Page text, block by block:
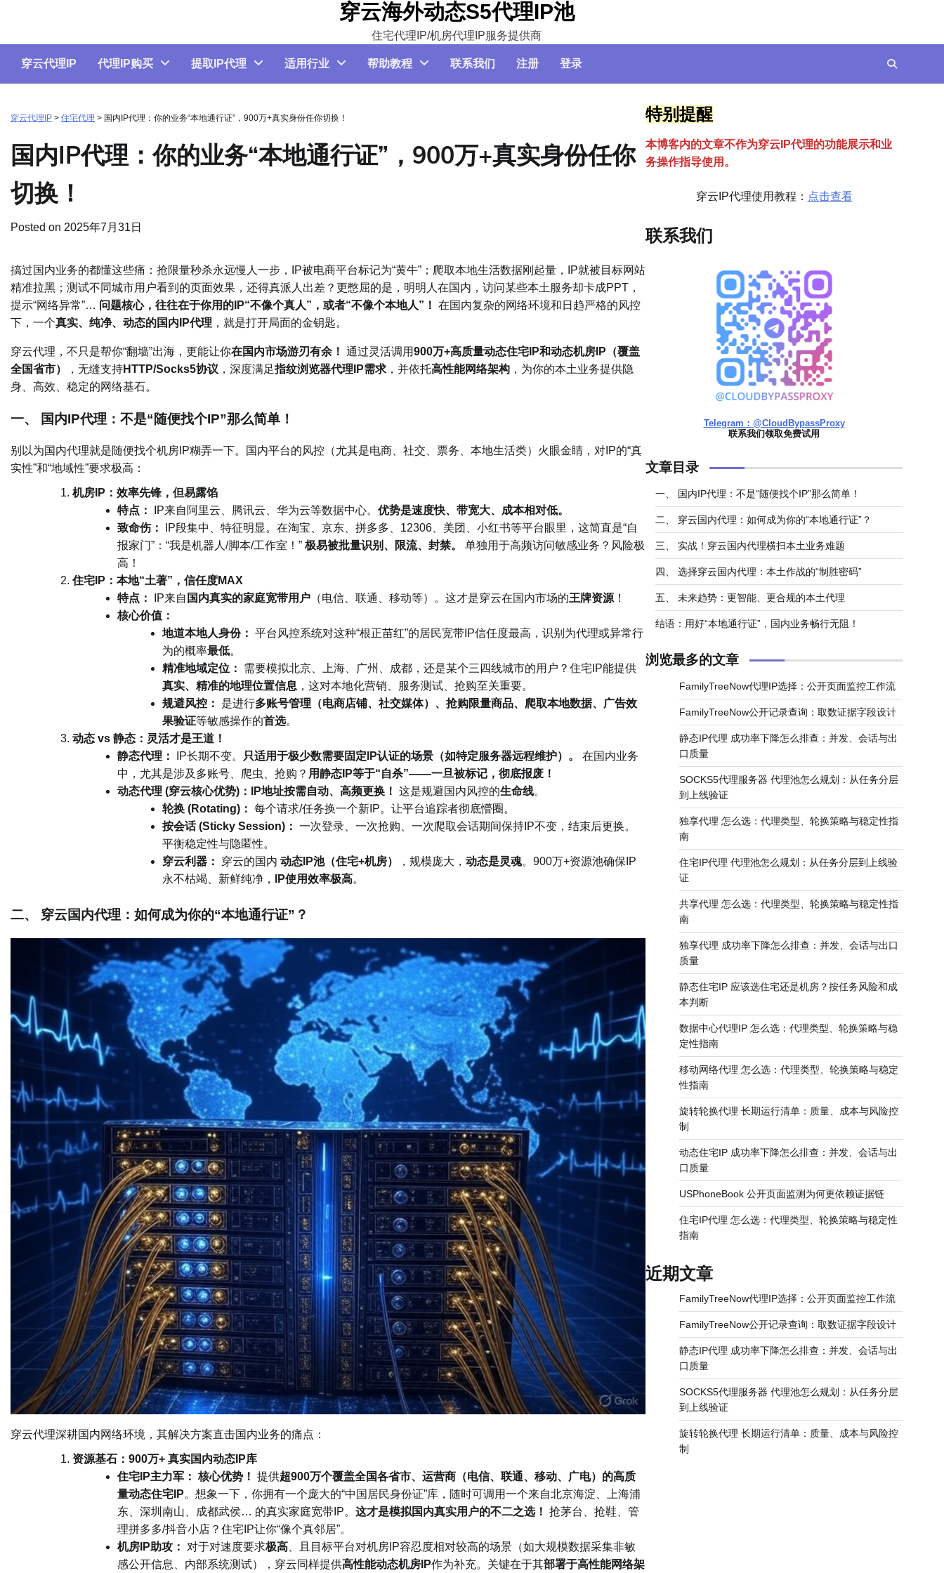
content
穿云海外动态S5代理IP池
住宅代理IP/机房代理IP服务提供商
穿云代理IP 代理IP购买 提取IP代理 适用行业 帮助教程 联系我们 注册 登录
穿云代理IP > 住宅代理 > 国内IP代理：你的业务“本地通行证”，900万+真实身份任你切换！
国内IP代理：你的业务“本地通行证”，900万+真实身份任你
切换！
Posted on 2025年7月31日
搞过国内业务的都懂这些痛：抢限量秒杀永远慢人一步，IP被电商平台标记为“黄牛”；爬取本地生活数据刚起量，IP就被目标网站
精准拉黑；测试不同城市用户看到的页面效果，还得真派人出差？更憋屈的是，明明人在国内，访问某些本土服务却卡成PPT，
提示“网络异常”… 问题核心，往往在于你用的IP“不像个真人”，或者“不像个本地人”！ 在国内复杂的网络环境和日趋严格的风控
下，一个真实、纯净、动态的国内IP代理 ，就是打开局面的金钥匙。
穿云代理，不只是帮你“翻墙”出海，更能让你在国内市场游刃有余！ 通过灵活调用900万+高质量动态住宅IP和动态机房IP（覆盖
全国省市）
，无缝支持HTTP/Socks5协议 ，深度满足指纹浏览器代理IP需求 ，并依托高性能网络架构 ，为你的本土业务提供隐
身、高效、稳定的网络基石。
一、 国内IP代理：不是“随便找个IP”那么简单！
别以为国内代理就是随便找个机房IP糊弄一下。国内平台的风控（尤其是电商、社交、票务、本地生活类）火眼金睛，对IP的“真
实性”和“地域性”要求极高：
机房IP：效率先锋，但易露馅
特点：
IP来自阿里云、腾讯云、华为云等数据中心。 优势是速度快、带宽大、成本相对低。
致命伤：
IP段集中、特征明显。在淘宝、京东、拼多多、12306、美团、小红书等平台眼里，这简直是“自
报家门”：“我是机器人/脚本/工作室！” 极易被批量识别、限流、封禁。
单独用于高频访问敏感业务？风险极
高！
住宅IP：本地“土著”，信任度MAX
特点：
IP来自 国内真实的家庭宽带用户 （电信、联通、移动等）。这才是穿云在国内市场的王牌资源！
核心价值：
地道本地人身份： 平台风控系统对这种“根正苗红”的居民宽带IP信任度最高，识别为代理或异常行
为的概率最低。
精准地域定位：
需要模拟北京、上海、广州、成都，还是某个三四线城市的用户？住宅IP能提供
真实、精准的地理位置信息 ，这对本地化营销、服务测试、抢购至关重要。
规避风控：
是进行多账号管理（电商店铺、社交媒体）、抢购限量商品、爬取本地数据、广告效
果验证等敏感操作的首选。
动态 vs 静态：灵活才是王道！
静态代理：
IP长期不变。 只适用于极少数需要固定IP认证的场景（如特定服务器远程维护）。
在国内业务
中，尤其是涉及多账号、爬虫、抢购？ 用静态IP等于“自杀”——一旦被标记，彻底报废！
动态代理 (穿云核心优势)：
IP地址按需自动、高频更换！ 这是规避国内风控的生命线。
轮换 (Rotating)： 每个请求/任务换一个新IP。让平台追踪者彻底懵圈。
按会话 (Sticky Session)： 一次登录、一次抢购、一次爬取会话期间保持IP不变，结束后更换。
平衡稳定性与隐匿性。
穿云利器：
穿云的国内 动态IP池（住宅+机房） ，规模庞大， 动态是灵魂。900万+资源池确保IP
永不枯竭、新鲜纯净，
IP使用效率极高。
二、 穿云国内代理：如何成为你的“本地通行证”？
穿云代理深耕国内网络环境，其解决方案直击国内业务的痛点：
资源基石：900万+ 真实国内动态IP库
住宅IP主力军： 核心优势！ 提供超900万个覆盖全国各省市、运营商（电信、联通、移动、广电）的高质
量动态住宅IP。想象一下，你拥有一个庞大的“中国居民身份证”库，随时可调用一个来自北京海淀、上海浦
东、深圳南山、成都武侯… 的真实家庭宽带IP。 这才是模拟国内真实用户的不二之选！ 抢茅台、抢鞋、管
理拼多多/抖音小店？住宅IP让你“像个真邻居”。
机房IP助攻：
对于对速度要求极高 、且目标平台对机房IP容忍度相对较高的场景（如大规模数据采集非敏
感公开信息、内部系统测试），穿云同样提供高性能动态机房IP作为补充。关键在于其部署于高性能网络架
特别提醒
本博客内的文章不作为穿云 P代理的功能展示和业
务操作指导使用。
穿云IP代理使用教程： 点击查看
联系我们
Telegram：@CloudBypassProxy
联系我们领取免费试用
文章目录
一、 国内IP代理：不是“随便找个IP”那么简单！
二、 穿云国内代理：如何成为你的“本地通行证”？
三、 实战！穿云国内代理横扫本土业务难题
四、 选择穿云国内代理：本土作战的“制胜密码”
五、 未来趋势：更智能、更合规的本土代理
结语：用好“本地通行证”，国内业务畅行无阻！
浏览最多的文章
FamilyTreeNow代理IP选择：公开页面监控工作流
FamilyTreeNow公开记录查询：取数证据字段设计
静态IP代理 成功率下降怎么排查：并发、会话与出
口质量
SOCKS5代理服务器 代理池怎么规划：从任务分层
到上线验证
独享代理 怎么选：代理类型、轮换策略与稳定性指
南
住宅IP代理 代理池怎么规划：从任务分层到上线验
证
共享代理 怎么选：代理类型、轮换策略与稳定性指
南
独享代理 成功率下降怎么排查：并发、会话与出口
质量
静态住宅IP 应该选住宅还是机房？按任务风险和成
本判断
数据中心代理IP 怎么选：代理类型、轮换策略与稳
定性指南
移动网络代理 怎么选：代理类型、轮换策略与稳定
性指南
旋转轮换代理 长期运行清单：质量、成本与风险控
制
动态住宅IP 成功率下降怎么排查：并发、会话与出
口质量
USPhoneBook 公开页面监测为何更依赖证据链
住宅IP代理 怎么选：代理类型、轮换策略与稳定性
指南
近期文章
FamilyTreeNow代理IP选择：公开页面监控工作流
FamilyTreeNow公开记录查询：取数证据字段设计
静态IP代理 成功率下降怎么排查：并发、会话与出
口质量
SOCKS5代理服务器 代理池怎么规划：从任务分层
到上线验证
旋转轮换代理 长期运行清单：质量、成本与风险控
制